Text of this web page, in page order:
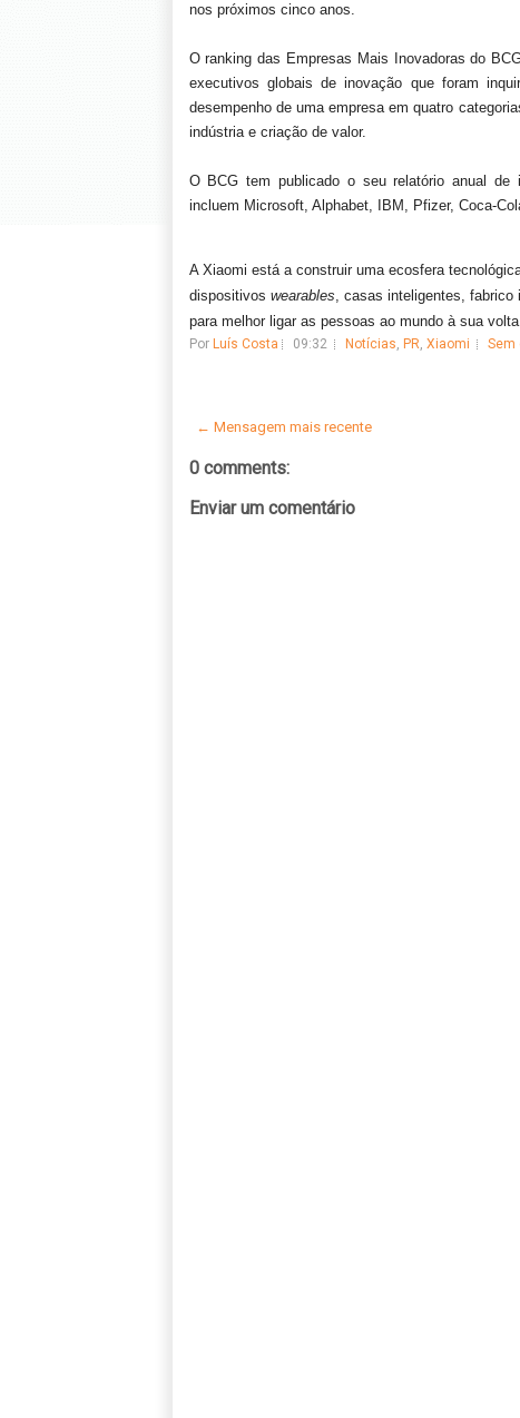
nos próximos cinco anos.
O ranking das Empresas Mais Inovadoras do
executivos globais de inovação que foram
desempenho de uma empresa em quatro
indústria e criação de valor.
O BCG tem publicado o seu relatório anual
incluem Microsoft, Alphabet, IBM, Pfizer, Coca-
A Xiaomi está a construir uma ecosfera
dispositivos wearables, casas inteligentes, fabrico
para melhor ligar as pessoas ao mundo à sua
Por Luís Costa 09:32 Notícias, PR, Xiaomi Sem
← Mensagem mais recente
0 comments:
Enviar um comentário